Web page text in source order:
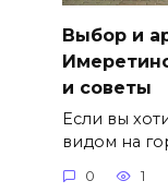
Выбор и
и советы
Если вы
видом на
0 1